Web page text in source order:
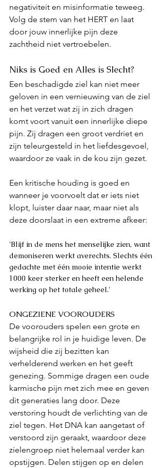
negativiteit en misinformatie teweeg.
Volg de stem van het HERT en laat
door jouw innerlijke pijn deze
zachtheid niet vertroebelen.
Niks is Goed en Alles is Slecht?
Een beschadigde ziel kan niet meer
geloven in een vernieuwing van de ziel
en het verzet wat zij in zich dragen
komt voort vanuit een innerlijke diepe
pijn. Zij dragen een groot verdriet en
zijn teleurgesteld in het liefdesgevoel,
waardoor ze vaak in de kou zijn gezet.
Een kritische houding is goed en
wanneer je voorvoelt dat er iets niet
klopt, luister daar naar, maar niet als
deze doorslaat in een extreme afkeer:
'Blijf in de mens het menselijke zien, want
demoniseren werkt averechts. Slechts één
gedachte met één mooie intentie werkt
1000 keer sterker en heeft een helende
werking op het totale geheel.'
ONGEZIENE VOOROUDERS
De voorouders spelen een grote en
belangrijke rol in je huidige leven. De
wijsheid die zij bezitten kan
verhelderend werken en het geeft
genezing. Sommige dragen een oude
karmische pijn met zich mee en geven
dit generaties lang door. Deze
verstoring houdt de verlichting van de
ziel tegen. Het DNA kan aangetast of
verstoord zijn geraakt, waardoor deze
zielengroep niet helemaal verder kan
opstijgen. Delen stijgen op en delen